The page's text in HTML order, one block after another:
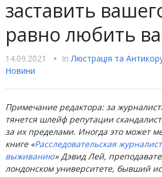
заставить
равно любить
14.09.2021 • InЛюстрацiя та
Новини
Примечание редактора: за
тянется шлейф репутации
за их пределами. Иногда это может
книге «Расследовательская
выживанию» Дэвид Лей,
лондонском университете, бывший